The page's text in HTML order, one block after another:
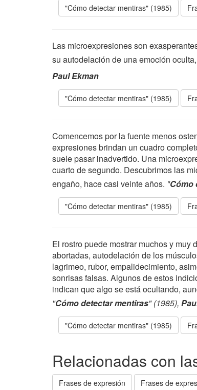
"Cómo detectar mentiras" (1985)
Las microexpresiones son
su autodelación de una emoción
Paul Ekman
"Cómo detectar mentiras" (1985)
Comencemos por la fuente menos
expresiones brindan un cuadro
suele pasar inadvertido. Una
cuarto de segundo. Descubrimos las
engaño, hace casi veinte años. "Cómo
"Cómo detectar mentiras" (1985)
El rostro puede mostrar muchos y
abortadas, autodelación de los
lagrimeo, rubor, empalidecimiento,
sonrisas falsas. Algunos de estos
indican que algo se está ocultando,
"Cómo detectar mentiras" (1985),
"Cómo detectar mentiras" (1985)
Relacionadas con
Frases de expresión Frases de